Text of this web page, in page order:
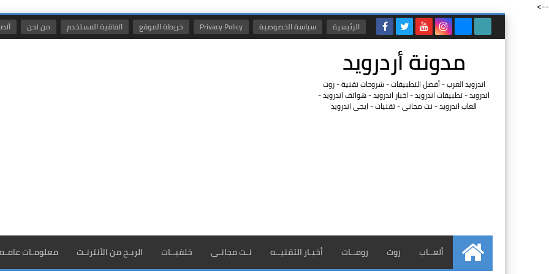
-->
الرئيسية سياسة الخصوصية Privacy Policy خريطة الموقع اتفاقية المستخدم من نحن
مدونة أردرويد
اندرويد العرب - أفضل التطبيقات - شروحات تقنية - روت
اندرويد - تطبيقات اندرويد - اخبار اندرويد - هواتف اندرويد -
العاب اندرويد - نت مجانى - تقنيات - ايجى اندرويد
الرئيسية
ألعــاب روت رومــات أخبـار التقنيــه نـت مجانـى خلفيــات الربـح من الأنترنـت معلومـات عامـه